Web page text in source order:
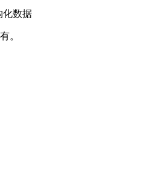
化数据
。